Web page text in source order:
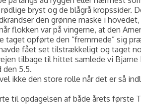
bryst og de blågrå kropssider.
den grønne maske i
flokken var på vingerne, at den
opførte den “fremmede” sig
fået set tilstrækkeligt og taget
tilbage til hittet samlede vi
5.5.
ikke den store rolle når det er så
til opdagelsen af både årets første